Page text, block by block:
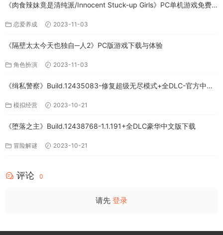
《肉食辣妹竟是清纯派/Innocent Stuck-up Girls》PC单机游戏免费
恋爱养成 2023-11-03
《隔壁太太今天也独自─人2》PC版游戏下载与体验
角色扮演 2023-11-03
《缉私警察》Build.12435083-修复超级无尽模式+全DLC-官方中文-
模拟经营 2023-10-21
《堕落之主》Build.12438768-1.1.191+全DLC豪华中文版下载
冒险解谜 2023-10-21
评论 0
请先 登录